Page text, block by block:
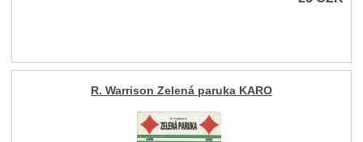
R. Warrison Zelená paruka KARO